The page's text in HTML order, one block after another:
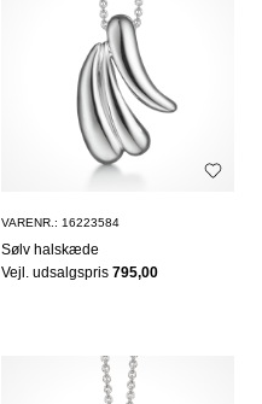
VARENR.: 16223584
Sølv halskæde
Vejl. udsalgspris795,00